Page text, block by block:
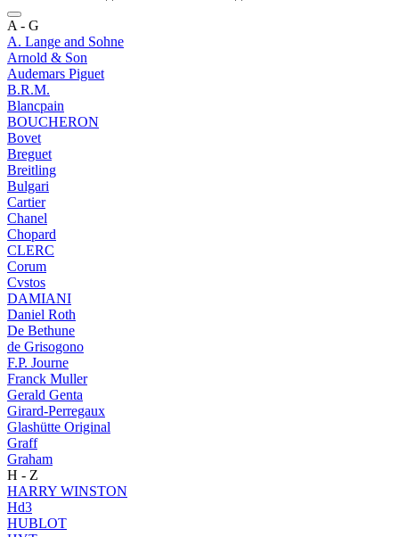
A - G
A. Lange and Sohne
Arnold & Son
Audemars Piguet
B.R.M.
Blancpain
BOUCHERON
Bovet
Breguet
Breitling
Bulgari
Cartier
Chanel
Chopard
CLERC
Corum
Cvstos
DAMIANI
Daniel Roth
De Bethune
de Grisogono
F.P. Journe
Franck Muller
Gerald Genta
Girard-Perregaux
Glashütte Original
Graff
Graham
H - Z
HARRY WINSTON
Hd3
HUBLOT